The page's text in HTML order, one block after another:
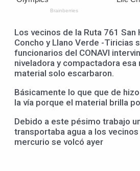
Los vecinos de la Ruta 761 San
Concho y Llano Verde -Tiricias
funcionarios del CONAVI
niveladora y compactadora esa
material solo escarbaron.
Básicamente lo que que de
la vía porque el material brilla
Debido a este pésimo trabajo
transportaba agua a los
mercurio se volcó ayer